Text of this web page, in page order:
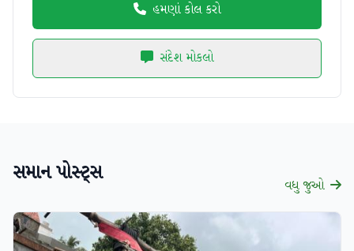
હમણાં કોલ કરો
સંદેશ મોકલો
સમાન પોસ્ટ્સ વધુ જુઓ